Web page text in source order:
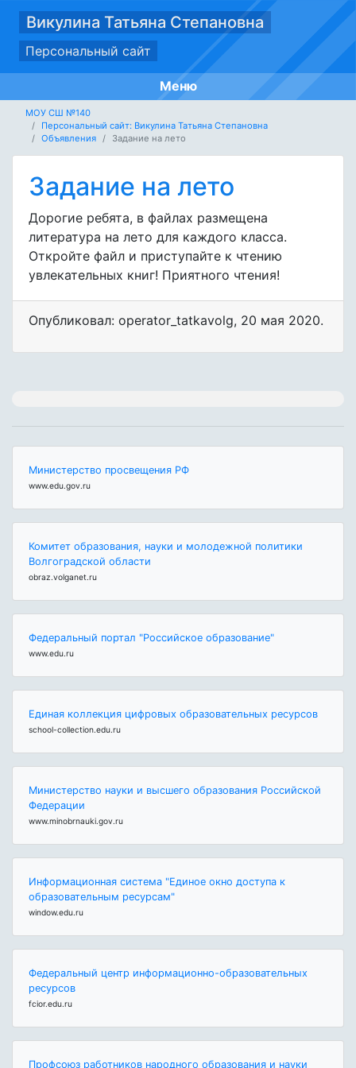
Викулина Татьяна Степановна
Персональный сайт
Меню
МОУ СШ №140
Персональный сайт: Викулина Татьяна Степановна
Объявления
Задание на лето
Задание на лето
Дорогие ребята, в файлах размещена
литература на лето для каждого класса.
Откройте файл и приступайте к чтению
увлекательных книг! Приятного чтения!
Опубликовал: operator_tatkavolg, 20 мая 2020.
Министерство просвещения РФ
www.edu.gov.ru
Комитет образования, науки и молодежной политики
Волгоградской области
obraz.volganet.ru
Федеральный портал "Российское образование"
www.edu.ru
Единая коллекция цифровых образовательных ресурсов
school-collection.edu.ru
Министерство науки и высшего образования Российской
Федерации
www.minobrnauki.gov.ru
Информационная система "Единое окно доступа к
образовательным ресурсам"
window.edu.ru
Федеральный центр информационно-образовательных
ресурсов
fcior.edu.ru
Профсоюз работников народного образования и науки